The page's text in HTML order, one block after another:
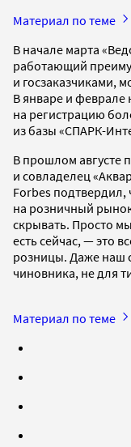
Материал по теме
В начале марта
работающий
и госзаказчиками,
В январе и феврале
на регистрацию
из базы «СПАРК-
В прошлом августе
и совладелец
Forbes
на розничный
скрывать. Просто
есть сейчас, — это
розницы. Даже наш
чиновника, не для
Материал по теме